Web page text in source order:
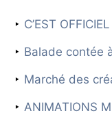
C’EST
Balade contée
Marché des
ANIMATIONS